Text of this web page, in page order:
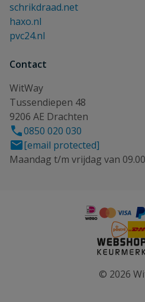
schrikdraad.net
haxo.nl
pvc24.nl
Contact
WitWay
Tussendiepen 48
9206 AE Drachten
0850 020 030
[email protected]
Maandag t/m vrijdag van
© 2026